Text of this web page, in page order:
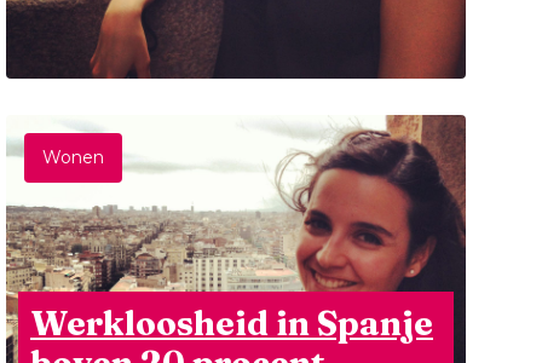
Wonen
Werkloosheid in Spanje